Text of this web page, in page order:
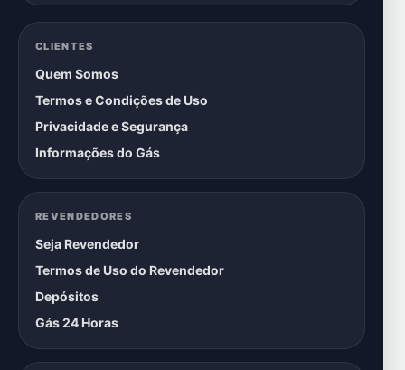
CLIENTES
Quem Somos
Termos e Condições de Uso
Privacidade e Segurança
Informações do Gás
REVENDEDORES
Seja Revendedor
Termos de Uso do Revendedor
Depósitos
Gás 24 Horas